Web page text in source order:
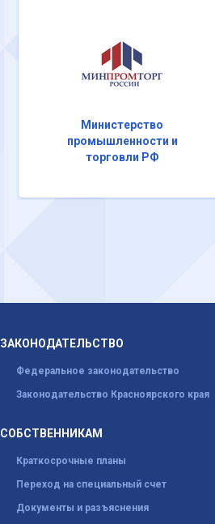
Министерство
промышленности и
торговли РФ
ЗАКОНОДАТЕЛЬСТВО
Федеральное законодательство
Законодательство Красноярского края
СОБСТВЕННИКАМ
Краткосрочные планы
Переход на специальный счет
Документы и разъяснения